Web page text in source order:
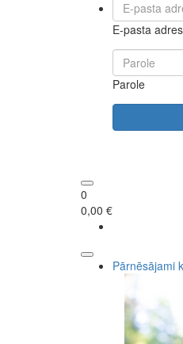
E-pasta
Parole
0
0,00 €
Pārnēsājami